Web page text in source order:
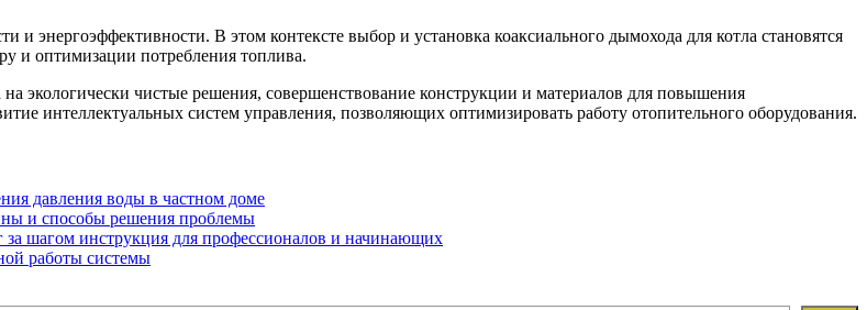
и энергоэффективности. В этом контексте выбор и установка коаксиального дымохода для котла становятся
и оптимизации потребления топлива.
экологически чистые решения, совершенствование конструкции и материалов для повышения
интеллектуальных систем управления, позволяющих оптимизировать работу отопительного оборудования.
давления воды в частном доме
и способы решения проблемы
шагом инструкция для профессионалов и начинающих
работы системы